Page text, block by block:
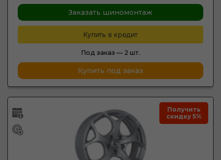
Заказать шиномонтаж
Купить в кредит
Под заказ — 2 шт.
Купить под заказ
Получить
скидку 5%